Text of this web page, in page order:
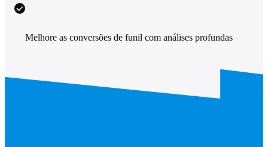
Melhore as conversões de funil com análises profundas